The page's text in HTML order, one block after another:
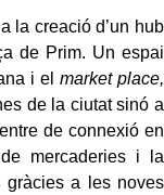
la creació d’un hub
de Prim. Un espai
i el market place,
de la ciutat sinó a
de connexió en
de mercaderies i la
gràcies a les noves